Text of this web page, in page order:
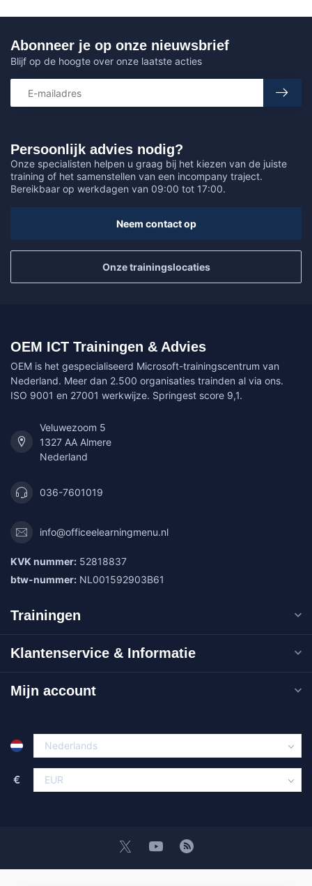
Persoonlijk advies nodig?
Onze specialisten helpen u graag bij het kiezen van de juiste
training of het samenstellen van een incompany traject.
Bereikbaar op werkdagen van 09:00 tot 17:00.
Neem contact op
Onze trainingslocaties
Abonneer je op onze nieuwsbrief
Blijf op de hoogte over onze laatste acties
OEM ICT Trainingen & Advies
OEM is het gespecialiseerd Microsoft-trainingscentrum van
Nederland. Meer dan 2.500 organisaties trainden al via ons.
ISO 9001 en 27001 werkwijze. Springest score 9,1.
Veluwezoom 5
1327 AA Almere
Nederland
036-7601019
info@officeelearningmenu.nl
KVK nummer: 52818837
btw-nummer: NL001592903B61
Trainingen
Klantenservice & Informatie
Mijn account
€